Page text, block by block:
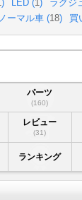
) LED (1) ラグジ
ノーマル車 (18) 買
パーツ
(160)
レビュー
(31)
ランキング